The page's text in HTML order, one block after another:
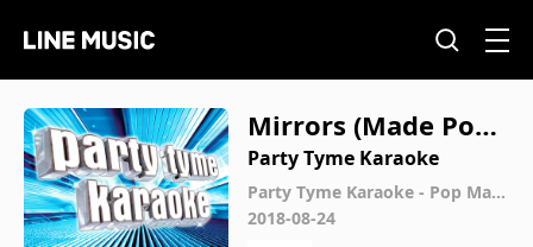
Mirrors (Made Popu
lar By Justin Timber
lake) [Karaoke Versi
on]
Party Tyme Karaoke
Party Tyme Karaoke - Pop Male
Hits 5
2018-08-24